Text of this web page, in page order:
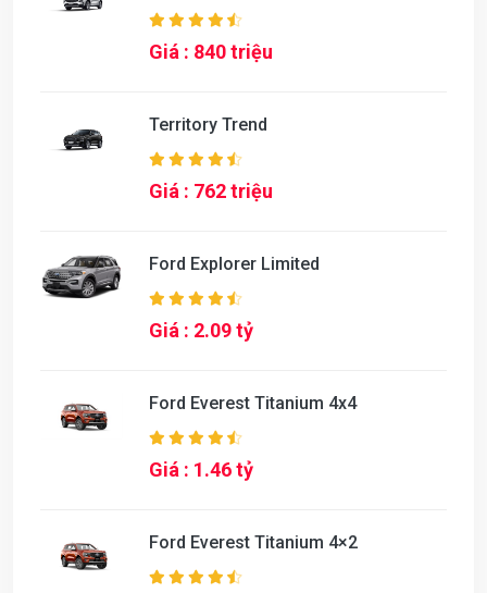
Giá : 840 triệu
Territory Trend
Giá : 762 triệu
Ford Explorer Limited
Giá : 2.09 tỷ
Ford Everest Titanium 4x4
Giá : 1.46 tỷ
Ford Everest Titanium 4×2